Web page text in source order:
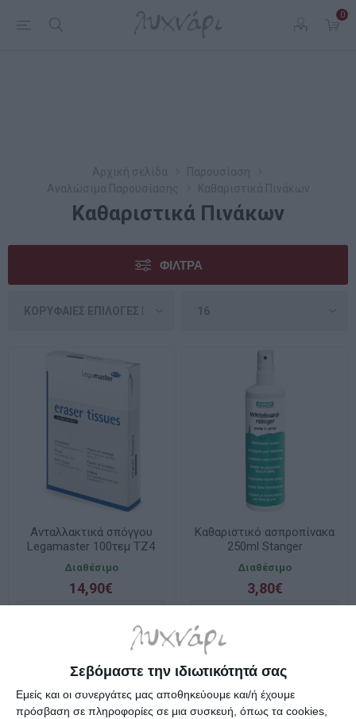
Σεβόμαστε την ιδιωτικότητά σας
Εμείς και οι συνεργάτες μας αποθηκεύουμε και/ή έχουμε
πρόσβαση σε πληροφορίες σε μια συσκευή, όπως τα cookies,
0
Καθαριστικά Πινάκων
ΦΊΛΤΡΑ
Ανταλλακτικά σπόγγου
Legamaster 100τεμ TZ4
Διαθέσιμο
14,90€
Καθαριστικό ασπροπίνακα
250ml Stanger
Διαθέσιμο
3,80€